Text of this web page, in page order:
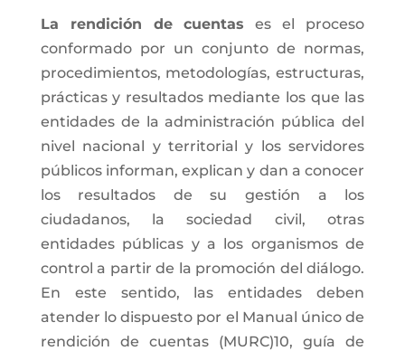
La rendición de cuentas es el proceso
conformado por un conjunto de normas,
procedimientos, metodologías, estructuras,
prácticas y resultados mediante los que las
entidades de la administración pública del
nivel nacional y territorial y los servidores
públicos informan, explican y dan a conocer
los resultados de su gestión a los
ciudadanos, la sociedad civil, otras
entidades públicas y a los organismos de
control a partir de la promoción del diálogo.
En este sentido, las entidades deben
atender lo dispuesto por el Manual único de
rendición de cuentas (MURC)10, guía de